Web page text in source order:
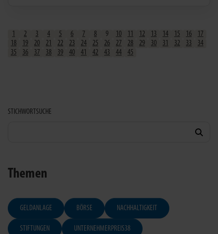
1 2 3 4 5 6 7 8 9 10 11 12 13 14 15 16
17
18
19 20 21 22 23 24 25 26 27 28 29 30 31 32 33
34
35
36 37 38 39 40 41 42 43 44 45
STICHWORTSUCHE
Themen
GELDANLAGE BÖRSE NACHHALTIGKEIT
STIFTUNGEN UNTERNEHMERPREIS38